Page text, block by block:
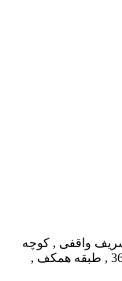
واقفی , کوچه
شهید خلیفه قلی , کوچه مسجد خان , پلاک 36/4 , طبقه همکف ,